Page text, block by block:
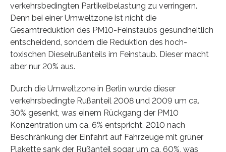
verkehrsbedingten Partikelbelastung zu verringern.
Denn bei einer Umweltzone ist nicht die
Gesamtreduktion des PM10-Feinstaubs gesundheitlich
entscheidend, sondern die Reduktion des hoch-
toxischen Dieselrußanteils im Feinstaub. Dieser macht
aber nur 20% aus.
Durch die Umweltzone in Berlin wurde dieser
verkehrsbedingte Rußanteil 2008 und 2009 um ca.
30% gesenkt, was einem Rückgang der PM10
Konzentration um ca. 6% entspricht. 2010 nach
Beschränkung der Einfahrt auf Fahrzeuge mit grüner
Plakette sank der Rußanteil sogar um ca. 60%, was